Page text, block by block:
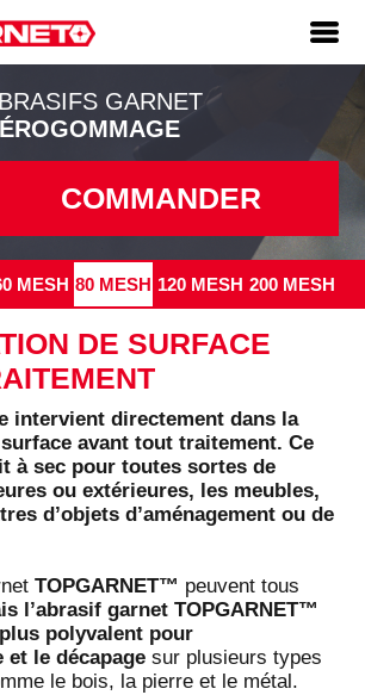
GARNET
COMMANDER
MESH 80 MESH 120 MESH 200 MESH
DE SURFACE
intervient directement dans la
avant tout traitement. Ce
à sec pour toutes sortes de
ou extérieures, les meubles,
d’objets d’aménagement ou de
TOPGARNET™ peuvent tous
l’abrasif garnet TOPGARNET™
polyvalent pour
et le décapage sur plusieurs types
le bois, la pierre et le métal.